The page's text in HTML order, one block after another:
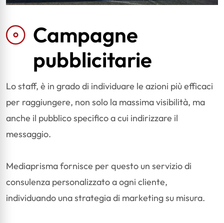
Campagne
pubblicitarie
Lo staff, è in grado di individuare le azioni più efficaci
per raggiungere, non solo la massima visibilità, ma
anche il pubblico specifico a cui indirizzare il
messaggio.
Mediaprisma fornisce per questo un servizio di
consulenza personalizzato a ogni cliente,
individuando una strategia di marketing su misura.